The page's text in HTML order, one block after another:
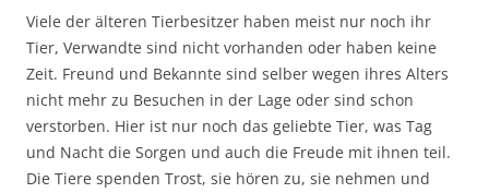
Viele der älteren Tierbesitzer haben meist nur noch ihr
Tier, Verwandte sind nicht vorhanden oder haben keine
Zeit. Freund und Bekannte sind selber wegen ihres Alters
nicht mehr zu Besuchen in der Lage oder sind schon
verstorben. Hier ist nur noch das geliebte Tier, was Tag
und Nacht die Sorgen und auch die Freude mit ihnen teil.
Die Tiere spenden Trost, sie hören zu, sie nehmen und